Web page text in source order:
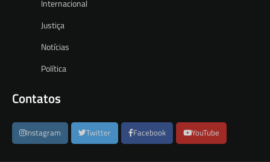
Internacional
Justiça
Notícias
Política
Contatos
Instagram Twitter Facebook YouTube